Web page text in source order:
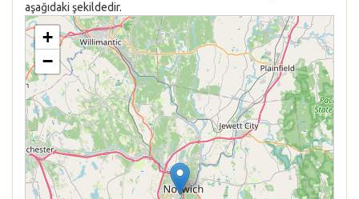
aşağıdaki şekildedir.
+
−